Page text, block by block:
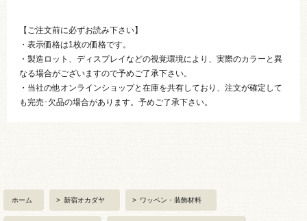
【ご注文前に必ずお読み下さい】
・表示価格は1枚の価格です。
・製造ロット、ディスプレイなどの視覚環境により、実際のカラーと異
なる場合がございますので予めご了承下さい。
・当社の他オンラインショップと在庫を共有しており、注文が確定して
も完売･欠品の場合があります。予めご了承下さい。
ホーム > 新宿オカダヤ > ワッペン・装飾材料